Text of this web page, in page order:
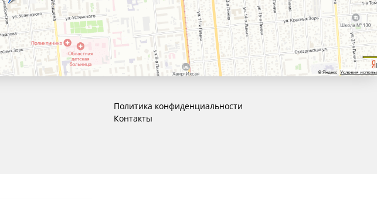
Политика конфиденциальности
Контакты